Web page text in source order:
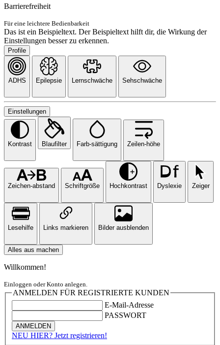
Barrierefreiheit
Für eine leichtere Bedienbarkeit
Das ist ein Beispieltext. Der Beispieltext hilft dir, die Wirkung der
Einstellungen besser zu erkennen.
Profile
ADHS Epilepsie Lernschwäche Sehschwäche
Einstellungen
Kontrast Blaufilter Farb-sättigung Zeilen-höhe
Zeichen-abstand Schriftgröße Hochkontrast Dyslexie Zeiger
Lesehilfe Links markieren Bilder ausblenden
Alles aus machen
Willkommen!
Einloggen oder Konto anlegen.
ANMELDEN FÜR REGISTRIERTE KUNDEN
E-Mail-Adresse
PASSWORT
ANMELDEN
NEU HIER? Jetzt registrieren!